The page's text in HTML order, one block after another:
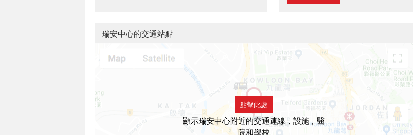
瑞安中心的交通站點
點擊此處
顯示瑞安中心附近的交通連線，設施，醫
院和學校